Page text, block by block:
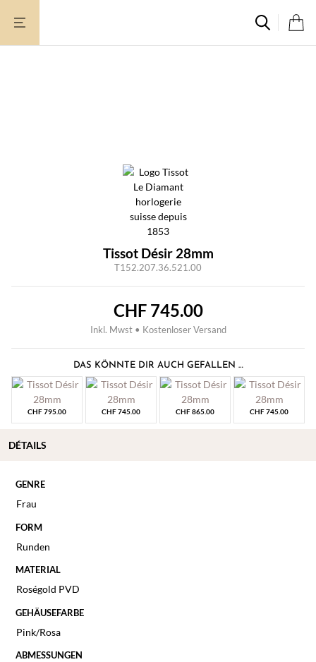
Inhalt
Tissot Désir 28mm
T152.207.36.521.00
CHF745.00
Inkl. Mwst • Kostenloser Versand
DAS KÖNNTE DIR AUCH GEFALLEN …
CHF795.00 CHF745.00 CHF865.00 CHF745.00
GENRE
Frau
FORM
Runden
MATERIAL
Roségold PVD
GEHÄUSEFARBE
Pink/Rosa
ABMESSUNGEN
DÉTAILS